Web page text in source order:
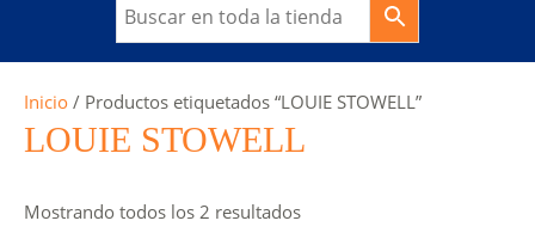
Inicio / Productos etiquetados “LOUIE STOWELL”
LOUIE STOWELL
Mostrando todos los 2 resultados